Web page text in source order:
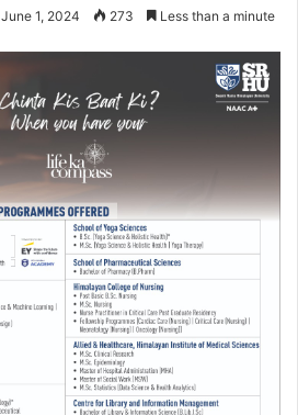
June 1, 2024 273 Less than a minute